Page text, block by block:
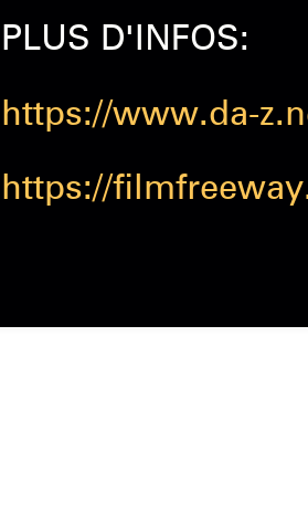
PLUS D'INFOS:
https://www.da-
https://